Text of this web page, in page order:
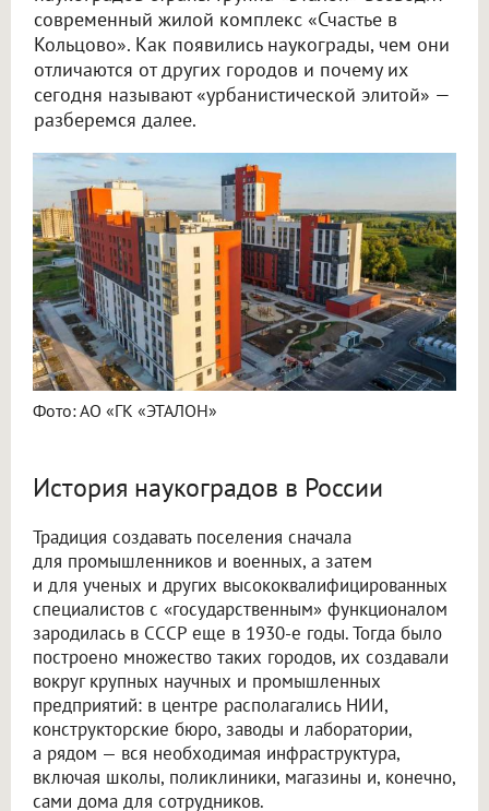
современный жилой комплекс «Счастье в
Кольцово». Как появились наукограды, чем они
отличаются от других городов и почему их
сегодня называют «урбанистической элитой» —
разберемся далее.
Фото: АО «ГК «ЭТАЛОН»
История наукоградов в России
Традиция создавать поселения сначала
для промышленников и военных, а затем
и для ученых и других высококвалифицированных
специалистов с «государственным» функционалом
зародилась в СССР еще в 1930-е годы. Тогда было
построено множество таких городов, их создавали
вокруг крупных научных и промышленных
предприятий: в центре располагались НИИ,
конструкторские бюро, заводы и лаборатории,
а рядом — вся необходимая инфраструктура,
включая школы, поликлиники, магазины и, конечно,
сами дома для сотрудников.